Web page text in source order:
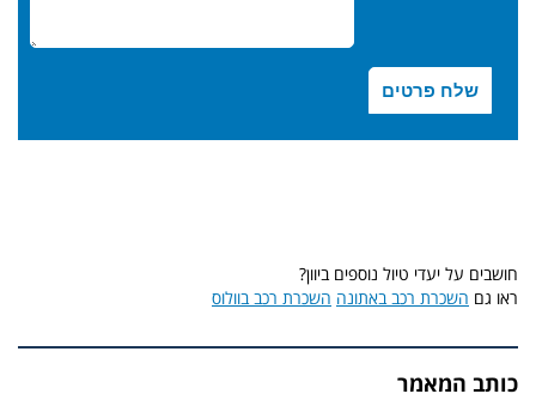
חושבים על יעדי טיול נוספים ביוון?
ראו גם השכרת רכב באתונה השכרת רכב בוולוס
כותב המאמר